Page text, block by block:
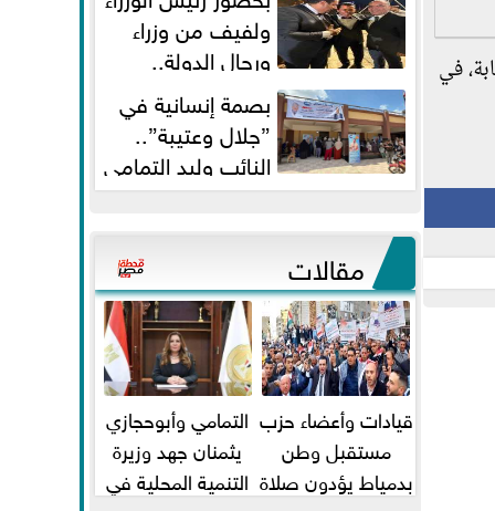
بلغت أكثر من 48.9 مليون إصابة، في
ولفيف من وزراء
ورجال الدولة..
النائبان وليد التمامي ومحمد...
بصمة إنسانية في
”جلال وعتيبة”..
النائب وليد التمامي
والبروفيسور جمال شيحة يداويان...
مقالات
قيادات وأعضاء حزب
مستقبل وطن
بدمياط يؤدون صلاة
التمامي وأبوحجازي
يثمنان جهد وزيرة
التنمية المحلية في